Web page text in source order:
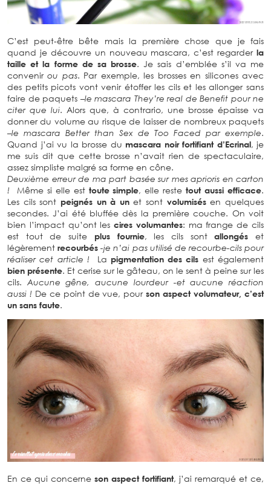
C’est peut-être bête mais la première chose que je fais
quand je découvre un nouveau mascara, c’est regarder la
taille et la forme de sa brosse. Je sais d’emblée s’il va me
convenirou pas. Par exemple, les brosses en silicones avec
des petits picots vont venir étoffer les cils et les allonger sans
faire de paquets –le mascara They’re real de Benefit pour ne
citer que lui. Alors que, à contrario, une brosse épaisse va
donner du volume au risque de laisser de nombreux paquets
–le mascara Better than Sex de Too Faced par exemple.
Quand j’ai vu la brosse du mascara noir fortifiant d’Ecrinal, je
me suis dit que cette brosse n’avait rien de spectaculaire,
assez simpliste malgré sa forme en cône.
Deuxième erreur de ma part basée sur mes aprioris en carton
! Même si elle est toute simple, elle restetout aussi efficace.
Les cils sont peignés un à unet sont volumisésen quelques
secondes. J’ai été bluffée dès la première couche. On voit
bien l’impact qu’ont lescires volumantes: ma frange de cils
est tout de suite plus fournie, les cils sontallongés et
légèrementrecourbés -je n’ai pas utilisé de recourbe-cils pour
réaliser cet article ! La pigmentation des cils est également
bien présente. Et cerise sur le gâteau, on le sent à peine sur les
cils. Aucune gêne, aucune lourdeur -et aucune réaction
aussi ! De ce point de vue, pourson aspect volumateur, c’est
un sans faute.
En ce qui concerne son aspect fortifiant, j’ai remarqué et ce,